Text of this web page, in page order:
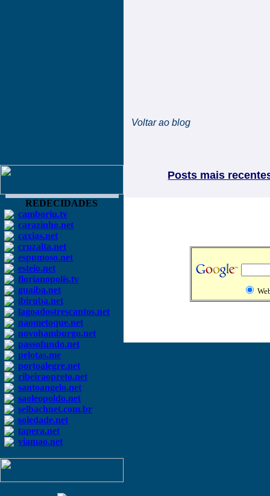
REDECIDADES
camboriu.tv
carazinho.net
caxias.net
cruzalta.net
espumoso.net
esteio.net
florianopolis.tv
guaiba.net
ibiruba.net
lagoadostrescantos.net
naometoque.net
novohamburgo.net
passofundo.net
pelotas.me
portoalegre.net
ribeiraopreto.net
santoangelo.net
saoleopoldo.net
selbachnet.com.br
soledade.net
tapera.net
viamao.net
Voltar ao blog
Posts mais